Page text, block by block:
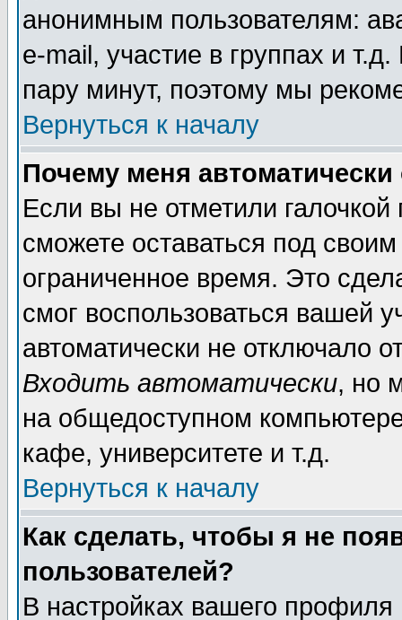
анонимным пользователям:
e-mail, участие в группах и
пару минут, поэтому мы
Вернуться к началу
Почему меня автоматически
Если вы не отметили галочкой
сможете оставаться под
ограниченное время. Это
смог воспользоваться вашей
автоматически не отключало
Входить автоматически, но
на общедоступном
кафе, университете и т.д.
Вернуться к началу
Как сделать, чтобы я не
пользователей?
В настройках вашего